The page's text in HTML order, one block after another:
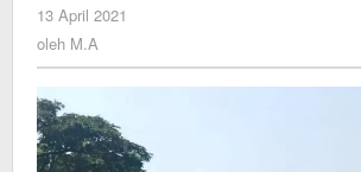
Ini
13 April 2021
oleh M.A